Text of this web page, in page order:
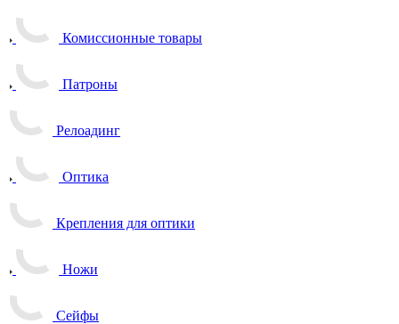
Комиссионные товары
Патроны
Релоадинг
Оптика
Крепления для оптики
Ножи
Сейфы